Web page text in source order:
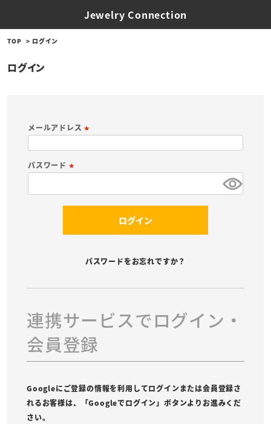
Jewelry Connection
TOP ログイン
ログイン
メールアドレス
須
パスワード
ログイン
パスワードをお忘れですか？
連携サービスでログイン・
会員登録
Googleにご登録の情報を利用してログインまたは会員登録さ
れるお客様は、「Googleでログイン」ボタンよりお進みくだ
さい。